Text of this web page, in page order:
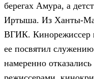
берегах Амура, а
Иртыша. Из Ханты-
ВГИК. Кинорежиссер
ее посвятил
намеренно